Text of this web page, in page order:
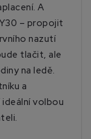
A
– propojit
nazutí
tlačit, ale
na ledě.
a
volbou